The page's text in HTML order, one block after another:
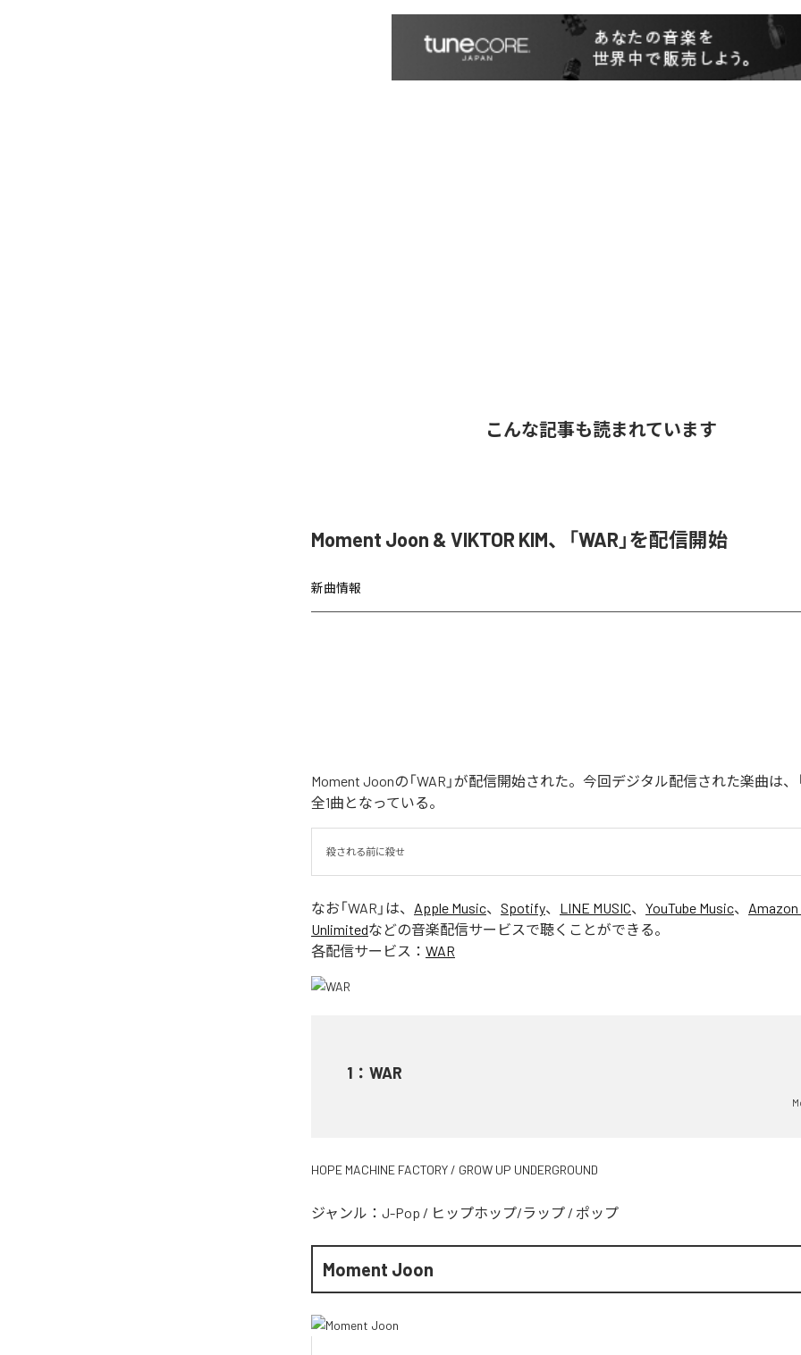
こんな記事も読まれています
Moment Joon & VIKTOR KIM、「WAR」を配信開始
新曲情報
Moment Joonの「WAR」が配信開始された。今回デジタル配信された楽曲は、
全1曲となっている。
殺される前に殺せ
なお「WAR 」は、 Apple Music、 Spotify、 LINE MUSIC、 YouTube Music、
Unlimitedなどの音楽配信サービスで聴くことができる。
各配信サービス： WAR
1 ： WAR
HOPE MACHINE FACTORY / GROW UP UNDERGROUND
ジャンル： J-Pop / ヒップホップ/ラップ / ポップ
Moment Joon